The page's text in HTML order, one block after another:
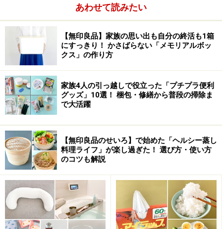
あわせて読みたい
【無印良品】家族の思い出も自分の終活も1箱
にすっきり！ かさばらない「メモリアルボッ
クス」の作り方
家族4人の引っ越しで役立った「プチプラ便利
グッズ」10選！ 梱包・修繕から普段の掃除ま
で大活躍
【無印良品のせいろ】で始めた「ヘルシー蒸し
料理ライフ」が楽し過ぎた！ 選び方・使い方
のコツも解説